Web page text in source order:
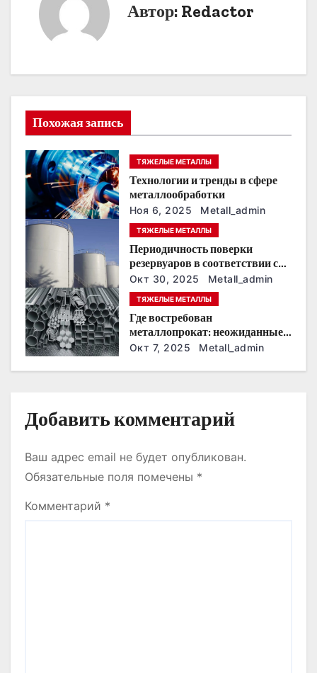
и
я
п
о
з
п
и
с
я
Автор: Redactor
Похожая запись
ТЯЖЕЛЫЕ МЕТАЛЛЫ
Технологии и тренды в сфере
металлообработки
Ноя 6, 2025 Metall_admin
ТЯЖЕЛЫЕ МЕТАЛЛЫ
Периодичность поверки
резервуаров в соответствии с
новыми нормативами
Окт 30, 2025 Metall_admin
ТЯЖЕЛЫЕ МЕТАЛЛЫ
Где востребован
металлопрокат: неожиданные
сферы применения
Окт 7, 2025 Metall_admin
Добавить комментарий
Ваш адрес email не будет опубликован.
Обязательные поля помечены *
Комментарий *